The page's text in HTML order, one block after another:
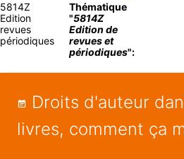
5814Z
Edition
revues
périodiques
Thématique
"5814Z
Edition de
revues et
périodiques":
Droits d'auteur
livres, comment ça